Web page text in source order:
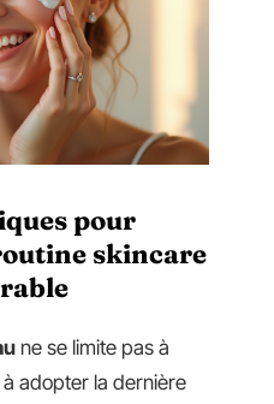
pour
skincare
ne se limite pas à
adopter la dernière